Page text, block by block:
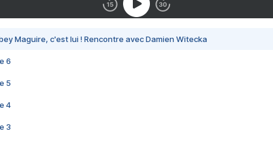
Maguire, c'est lui ! Rencontre avec Damien Witecka
6
5
4
3